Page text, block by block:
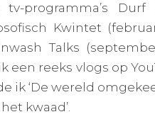
programma’s Durf
Kwintet
Talks
reeks vlogs op
ik ‘De wereld
kwaad’.